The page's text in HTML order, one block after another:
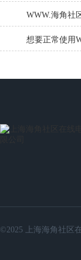
控制器报F31885
WWW.海角社
的位置控制如何
想要正常使用
©2025 上海海角社区